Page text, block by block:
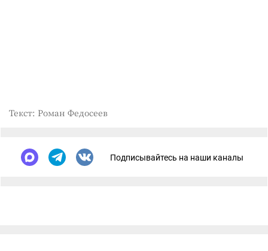
Текст: Роман Федосеев
Подписывайтесь на наши каналы